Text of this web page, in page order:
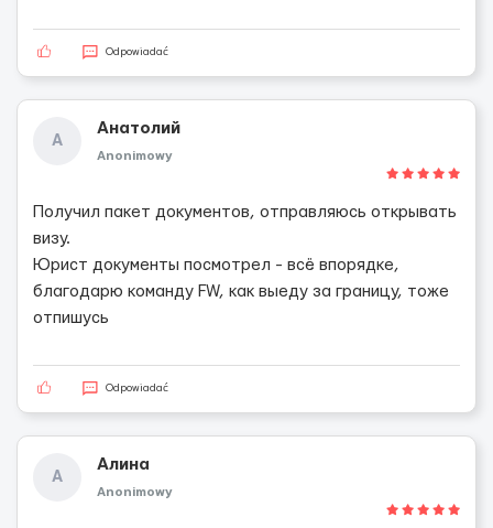
Odpowiadać
А
Анатолий
Anonimowy
Получил пакет документов, отправляюсь открывать
визу.
Юрист документы посмотрел - всё впорядке,
благодарю команду FW, как выеду за границу, тоже
отпишусь
Odpowiadać
А
Алина
Anonimowy